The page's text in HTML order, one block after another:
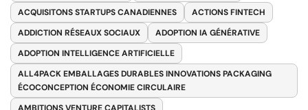
ACQUISITONS STARTUPS CANADIENNES
ACTIONS FINTECH
ADDICTION RÉSEAUX SOCIAUX
ADOPTION IA GÉNÉRATIVE
ADOPTION INTELLIGENCE ARTIFICIELLE
ALL4PACK EMBALLAGES DURABLES INNOVATIONS PACKAGING
ÉCOCONCEPTION ÉCONOMIE CIRCULAIRE